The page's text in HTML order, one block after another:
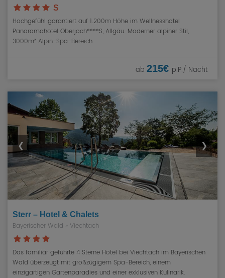
S
Hochgefühl garantiert auf 1.200m Höhe im Wellnesshotel
Panoramahotel Oberjoch****S, Allgäu. Moderner alpiner Stil,
3000m² Alpin-Spa-Bereich.
ab 215€ p.P./ Nacht
❮ ❯
Sterr – Hotel & Chalets
Bayerischer Wald » Viechtach
Das familiär geführte 4 Sterne Hotel bei Viechtach im Bayerischen
Wald überzeugt mit großzügigem Spa-Bereich, einem
einzigartigen Gartenparadies und einer exklusiven Kulinarik.